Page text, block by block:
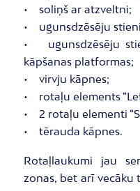
• soliņš ar atzveltni;
• ugunsdzēsēju
• ugunsdzēsēju
kāpšanas platformas;
• virvju kāpnes;
• rotaļu elements
• 2 rotaļu elementi
• tērauda kāpnes.
Rotaļlaukumi jau
zonas, bet arī vecāku